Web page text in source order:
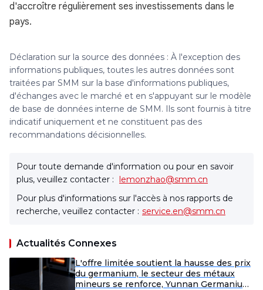
d'accroître régulièrement ses investissements dans le
pays.
Déclaration sur la source des données : À l'exception des
informations publiques, toutes les autres données sont
traitées par SMM sur la base d'informations publiques,
d'échanges avec le marché et en s'appuyant sur le modèle
de base de données interne de SMM. Ils sont fournis à titre
indicatif uniquement et ne constituent pas des
recommandations décisionnelles.
Pour toute demande d'information ou pour en savoir
plus, veuillez contacter : lemonzhao@smm.cn
Pour plus d'informations sur l'accès à nos rapports de
recherche, veuillez contacter : service.en@smm.cn
Actualités Connexes
L'offre limitée soutient la hausse des prix
du germanium, le secteur des métaux
mineurs se renforce, Yunnan Germanium